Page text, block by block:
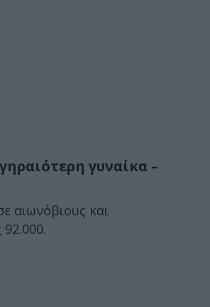
γυναίκα –
αιωνόβιους και